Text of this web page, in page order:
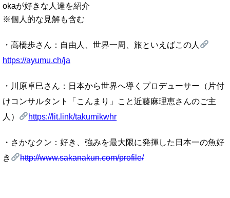
okaが好きな人達を紹介
※個人的な見解も含む
・高橋歩さん：自由人、世界一周、旅といえばこの人
https://ayumu.ch/ja
・川原卓巳さん：日本から世界へ導くプロデューサー（片付
けコンサルタント「こんまり」こと近藤麻理恵さんのご主
人）
https://lit.link/takumikwhr
・さかなクン：好き、強みを最大限に発揮した日本一の魚好
き
http://www.sakanakun.com/profile/